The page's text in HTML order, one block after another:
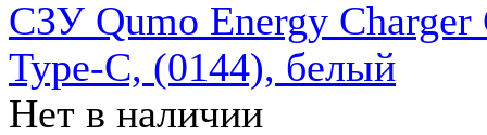
СЗУ Qumo Energy
Type-C, (0144), белый
Нет в наличии